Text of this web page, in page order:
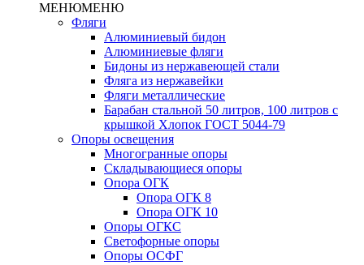
МЕНЮМЕНЮ
Фляги
Алюминиевый бидон
Алюминиевые фляги
Бидоны из нержавеющей стали
Фляга из нержавейки
Фляги металлические
Барабан стальной 50 литров, 100 литров с
крышкой Хлопок ГОСТ 5044-79
Опоры освещения
Многогранные опоры
Складывающиеся опоры
Опора ОГК
Опора ОГК 8
Опора ОГК 10
Опоры ОГКС
Светофорные опоры
Опоры ОСФГ